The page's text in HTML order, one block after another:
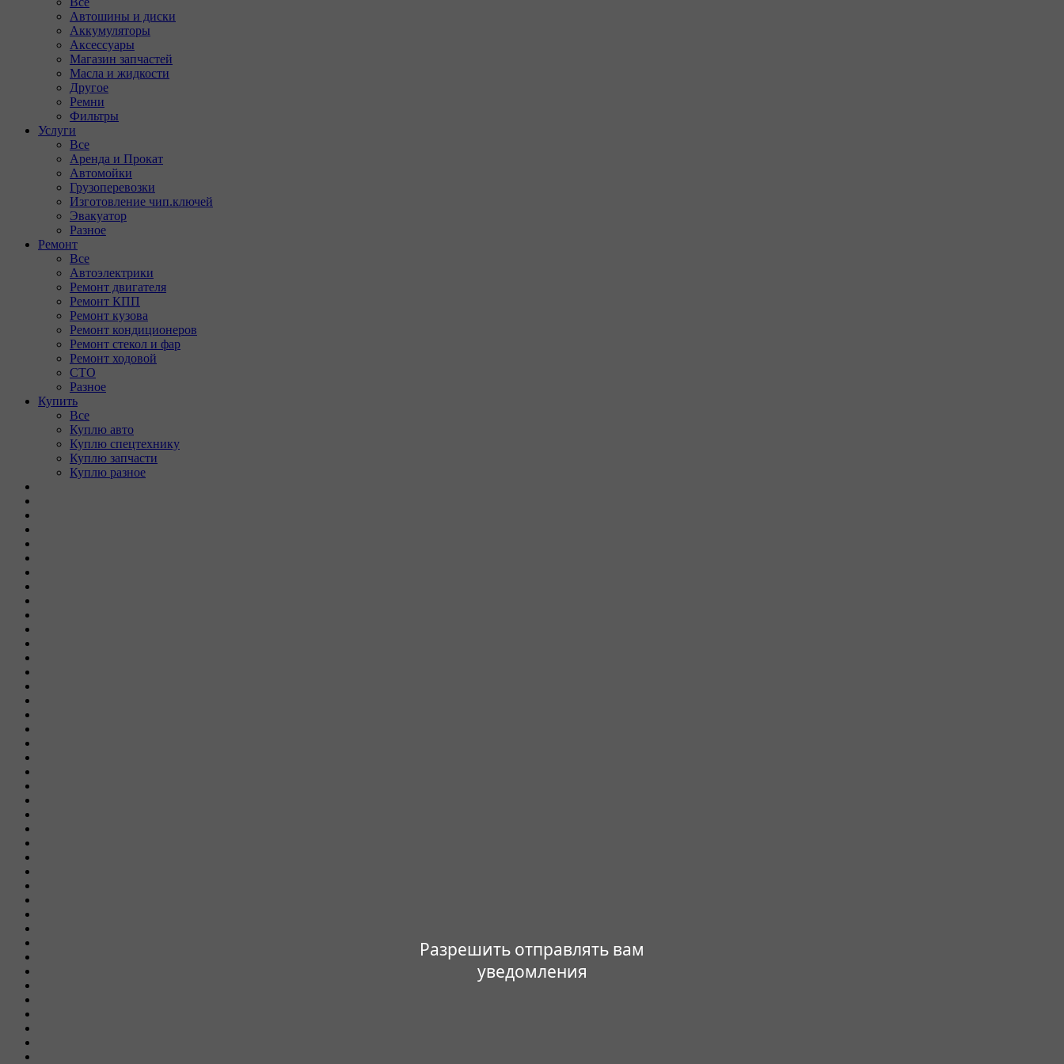
Разрешить отправлять вам
уведомления
Автошины и диски
Аккумуляторы
Аксессуары
Магазин запчастей
Масла и жидкости
Другое
Ремни
Фильтры
Услуги
Все
Аренда и Прокат
Автомойки
Грузоперевозки
Изготовление чип.ключей
Эвакуатор
Разное
Ремонт
Все
Автоэлектрики
Ремонт двигателя
Ремонт КПП
Ремонт кузова
Ремонт кондиционеров
Ремонт стекол и фар
Ремонт ходовой
СТО
Разное
Купить
Все
Куплю авто
Куплю спецтехнику
Куплю запчасти
Куплю разное